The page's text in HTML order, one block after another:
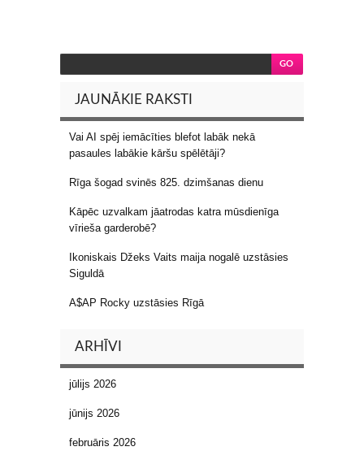
JAUNĀKIE RAKSTI
Vai AI spēj iemācīties blefot labāk nekā
pasaules labākie kāršu spēlētāji?
Rīga šogad svinēs 825. dzimšanas dienu
Kāpēc uzvalkam jāatrodas katra mūsdienīga
vīrieša garderobē?
Ikoniskais Džeks Vaits maija nogalē uzstāsies
Siguldā
A$AP Rocky uzstāsies Rīgā
ARHĪVI
jūlijs 2026
jūnijs 2026
februāris 2026